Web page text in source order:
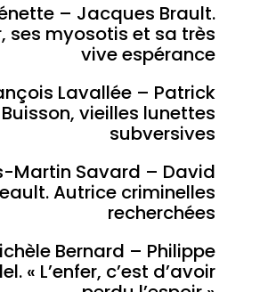
– Jacques Brault.
ses myosotis et sa très
vive espérance
Lavallée – Patrick
Buisson, vieilles lunettes
subversives
Martin Savard – David
Autrice criminelles
recherchées
Bernard – Philippe
« L’enfer, c’est d’avoir